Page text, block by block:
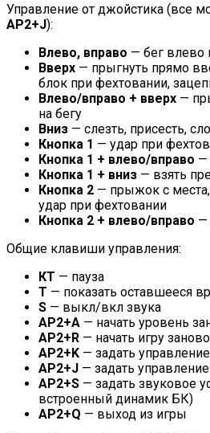
Управление от джойстика (все
АР2+J):
Влево, вправо — бег влево
Вверх — прыгнуть прямо
блок при фехтовании,
Влево/вправо + вверх —
на бегу
Вниз — слезть, присесть,
Кнопка 1 — удар при
Кнопка 1 + влево/вправо —
Кнопка 1 + вниз — взять
Кнопка 2 — прыжок с места,
удар при фехтовании
Кнопка 2 + влево/вправо —
Общие клавиши управления:
КТ — пауза
T — показать оставшееся
S — выкл/вкл звука
АР2+A — начать уровень
АР2+R — начать игру заново
АР2+K — задать
АР2+J — задать
АР2+S — задать звуковое
встроенный динамик БК)
АР2+Q — выход из игры